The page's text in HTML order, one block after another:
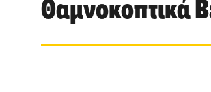
Θαμνοκοπτικά